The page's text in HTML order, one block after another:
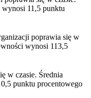
11,5 punktu
poprawia się w
wynosi 113,5
w czasie. Średnia
punktu procentowego